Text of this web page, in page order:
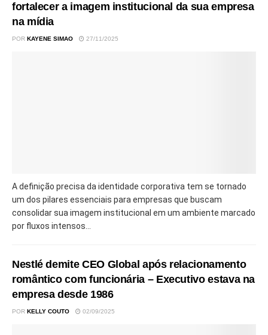
fortalecer a imagem institucional da sua empresa
na mídia
POR KAYENE SIMAO 27/11/2025
A definição precisa da identidade corporativa tem se tornado
um dos pilares essenciais para empresas que buscam
consolidar sua imagem institucional em um ambiente marcado
por fluxos intensos...
Nestlé demite CEO Global após relacionamento
romântico com funcionária – Executivo estava na
empresa desde 1986
POR KELLY COUTO 02/09/2025